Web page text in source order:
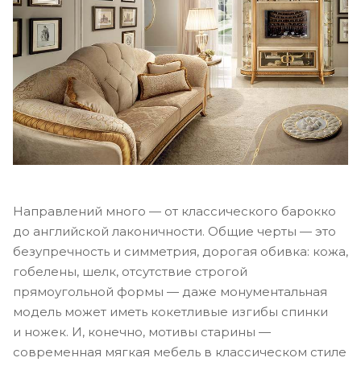
Направлений много — от классического барокко
до английской лаконичности. Общие черты — это
безупречность и симметрия, дорогая обивка: кожа,
гобелены, шелк, отсутствие строгой
прямоугольной формы — даже монументальная
модель может иметь кокетливые изгибы спинки
и ножек. И, конечно, мотивы старины —
современная мягкая мебель в классическом стиле